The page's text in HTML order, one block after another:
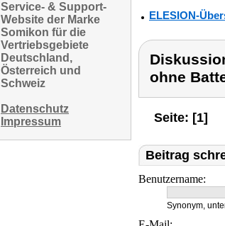
Service- & Support-
Website der Marke
Somikon für die
Vertriebsgebiete
Deutschland,
Österreich und
Schweiz
Datenschutz
Impressum
ELESION-
ohne
Seite: [1]
Beitrag
Benutzername:
Synonym,